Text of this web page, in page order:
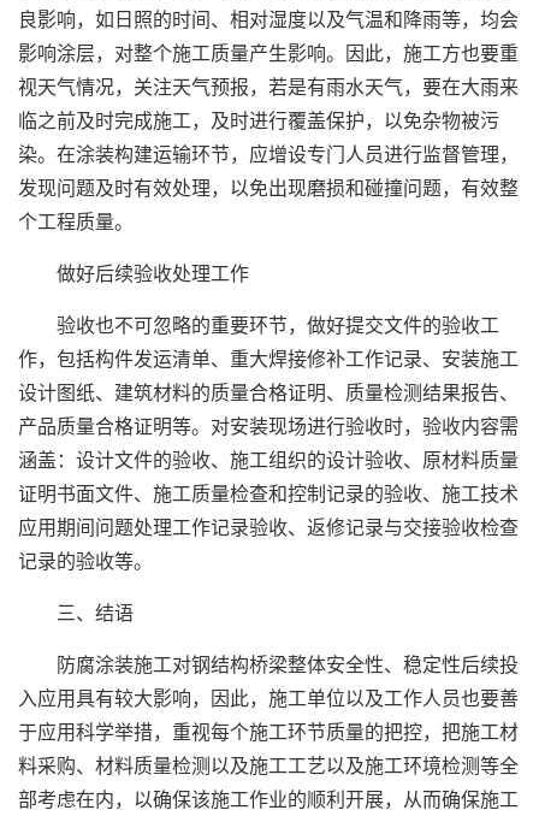
良影响，如日照的时间、相对湿度以及气温和降雨等，均会
影响涂层，对整个施工质量产生影响。因此，施工方也要重
视天气情况，关注天气预报，若是有雨水天气，要在大雨来
临之前及时完成施工，及时进行覆盖保护，以免杂物被污
染。在涂装构建运输环节，应增设专门人员进行监督管理，
发现问题及时有效处理，以免出现磨损和碰撞问题，有效整
个工程质量。
做好后续验收处理工作
验收也不可忽略的重要环节，做好提交文件的验收工
作，包括构件发运清单、重大焊接修补工作记录、安装施工
设计图纸、建筑材料的质量合格证明、质量检测结果报告、
产品质量合格证明等。对安装现场进行验收时，验收内容需
涵盖：设计文件的验收、施工组织的设计验收、原材料质量
证明书面文件、施工质量检查和控制记录的验收、施工技术
应用期间问题处理工作记录验收、返修记录与交接验收检查
记录的验收等。
三、结语
防腐涂装施工对钢结构桥梁整体安全性、稳定性后续投
入应用具有较大影响，因此，施工单位以及工作人员也要善
于应用科学举措，重视每个施工环节质量的把控，把施工材
料采购、材料质量检测以及施工工艺以及施工环境检测等全
部考虑在内，以确保该施工作业的顺利开展，从而确保施工